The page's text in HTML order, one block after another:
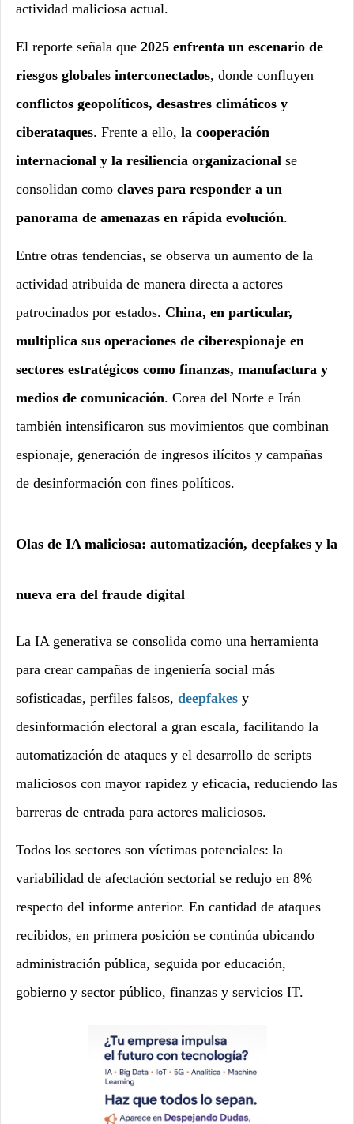
actividad maliciosa actual.
El reporte señala que 2025 enfrenta un escenario de
riesgos globales interconectados, donde confluyen
conflictos geopolíticos, desastres climáticos y
ciberataques. Frente a ello, la cooperación
internacional y la resiliencia organizacional se
consolidan como claves para responder a un
panorama de amenazas en rápida evolución.
Entre otras tendencias, se observa un aumento de la
actividad atribuida de manera directa a actores
patrocinados por estados. China, en particular,
multiplica sus operaciones de ciberespionaje en
sectores estratégicos como finanzas, manufactura y
medios de comunicación. Corea del Norte e Irán
también intensificaron sus movimientos que combinan
espionaje, generación de ingresos ilícitos y campañas
de desinformación con fines políticos.
Olas de IA maliciosa: automatización, deepfakes y la
nueva era del fraude digital
La IA generativa se consolida como una herramienta
para crear campañas de ingeniería social más
sofisticadas, perfiles falsos, deepfakes y
desinformación electoral a gran escala, facilitando la
automatización de ataques y el desarrollo de scripts
maliciosos con mayor rapidez y eficacia, reduciendo las
barreras de entrada para actores maliciosos.
Todos los sectores son víctimas potenciales: la
variabilidad de afectación sectorial se redujo en 8%
respecto del informe anterior. En cantidad de ataques
recibidos, en primera posición se continúa ubicando
administración pública, seguida por educación,
gobierno y sector público, finanzas y servicios IT.